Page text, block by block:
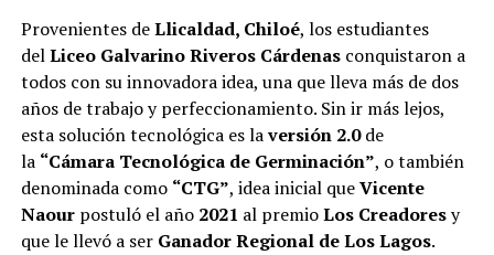
Provenientes deLlicaldad, Chiloé, los estudiantes
delLiceo Galvarino Riveros Cárdenasconquistaron a
todos con su innovadora idea, una que lleva más de dos
años de trabajo y perfeccionamiento. Sin ir más lejos,
esta solución tecnológica es laversión 2.0de
la “Cámara Tecnológica de Germinación”, o también
denominada como “CTG”, idea inicial queVicente
Naourpostuló el año 2021 al premioLos Creadoresy
que le llevó a ser Ganador Regional de Los Lagos.